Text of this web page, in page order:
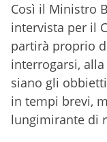
Così il Ministro
intervista per il
partirà proprio
interrogarsi,
siano gli
in tempi brevi,
lungimirante di